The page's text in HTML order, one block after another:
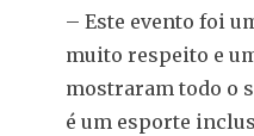
– Este evento foi
muito respeito e
mostraram todo o
é um esporte